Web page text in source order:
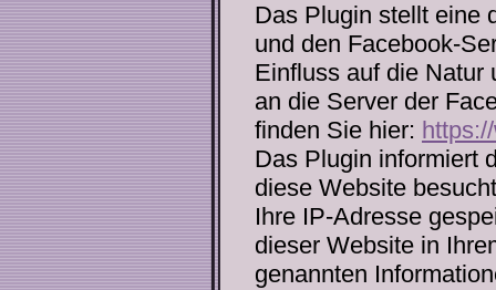
Das Plugin stellt eine
und den Facebook-
Einfluss auf die Natur
an die Server der
finden Sie hier:
Das Plugin informiert
diese Website
Ihre IP-Adresse
dieser Website in
genannten